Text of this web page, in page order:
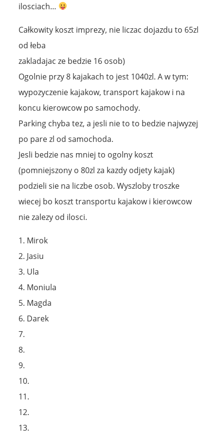
ilosciach…
Całkowity koszt imprezy, nie liczac dojazdu to 65zl
od łeba
zakladajac ze bedzie 16 osob)
Ogolnie przy 8 kajakach to jest 1040zl. A w tym:
wypozyczenie kajakow, transport kajakow i na
koncu kierowcow po samochody.
Parking chyba tez, a jesli nie to to bedzie najwyzej
po pare zl od samochoda.
Jesli bedzie nas mniej to ogolny koszt
(pomniejszony o 80zl za kazdy odjety kajak)
podzieli sie na liczbe osob. Wyszloby troszke
wiecej bo koszt transportu kajakow i kierowcow
nie zalezy od ilosci.
1. Mirok
2. Jasiu
3. Ula
4. Moniula
5. Magda
6. Darek
7.
8.
9.
10.
11.
12.
13.